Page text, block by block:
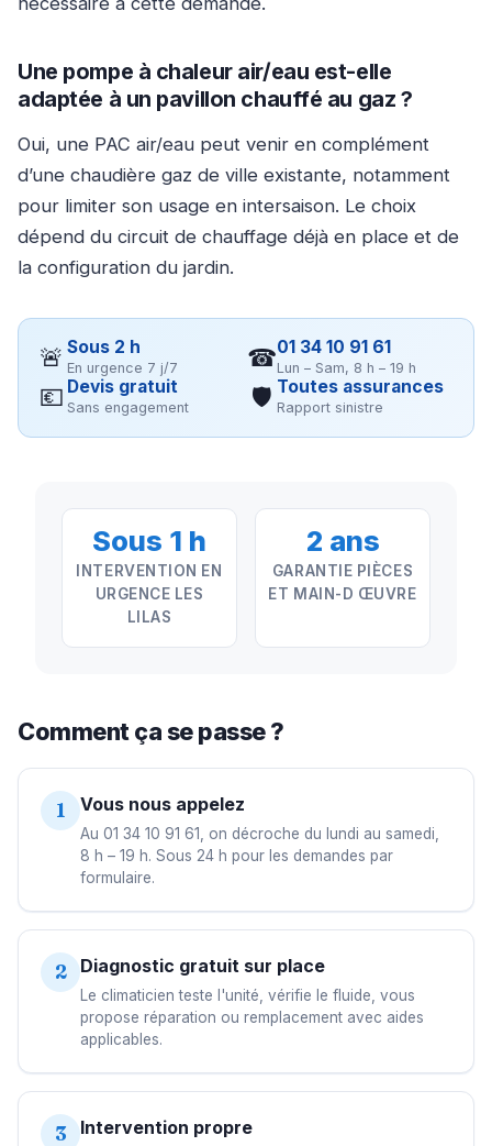
Une pompe à chaleur air/eau est-elle
adaptée à un pavillon chauffé au gaz ?
Oui, une PAC air/eau peut venir en complément
d’une chaudière gaz de ville existante, notamment
pour limiter son usage en intersaison. Le choix
dépend du circuit de chauffage déjà en place et de
la configuration du jardin.
🚨 Sous 2 h
En urgence 7 j/7 ☎01 34 10 91 61
Lun – Sam, 8 h – 19 h
💶 Devis gratuit
Sans engagement 🛡 Toutes assurances
Rapport sinistre
Sous 1 h
INTERVENTION EN
URGENCE LES
LILAS
2 ans
GARANTIE PIÈCES
ET MAIN-D ŒUVRE
Comment ça se passe ?
1 Vous nous appelez
Au 01 34 10 91 61, on décroche du lundi au samedi,
8 h – 19 h. Sous 24 h pour les demandes par
formulaire.
2 Diagnostic gratuit sur place
Le climaticien teste l'unité, vérifie le fluide, vous
propose réparation ou remplacement avec aides
applicables.
3 Intervention propre